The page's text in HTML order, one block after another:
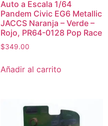
Auto a Escala 1/64
Pandem Civic EG6 Metallic
JACCS Naranja – Verde –
Rojo, PR64-0128 Pop Race
$349.00
Añadir al carrito